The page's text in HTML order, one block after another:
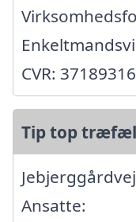
CVR: 37189316
Tip top
Ansatte: